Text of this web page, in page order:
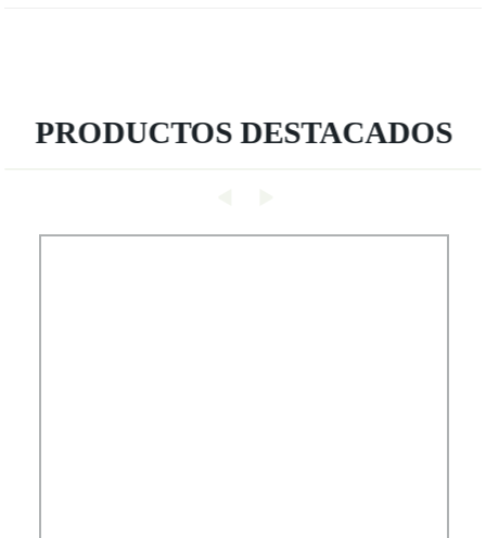
PRODUCTOS DESTACADOS